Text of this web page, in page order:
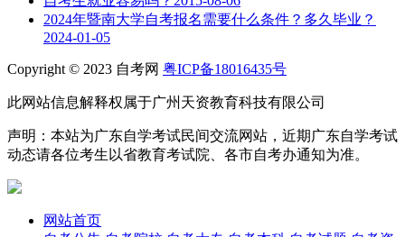
2024年暨南大学自考报名需要什么条件？多久毕业？
2024-01-05
Copyright © 2023 自考网 粤ICP备18016435号
此网站信息解释权属于广州天资教育科技有限公司
声明：本站为广东自学考试民间交流网站，近期广东自学考试
动态请各位考生以省教育考试院、各市自考办通知为准。
网站首页